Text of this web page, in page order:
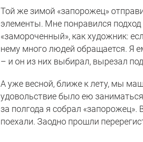
Той же зимой «запорожец»
элементы. Мне понравился
«замороченный», как художник:
нему много людей обращается. Я
– и он из них выбирал, вырезал
А уже весной, ближе к лету, мы
удовольствие было ею
за полгода я собрал
поехали. Заодно прошли